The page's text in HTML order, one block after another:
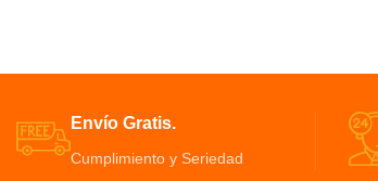
Una experiencia auditiva increíble exige
un nivel de comodidad que coincida.
Permite sintonizar tu música como te
Envío Gratis.
Cumplimiento y Seriedad